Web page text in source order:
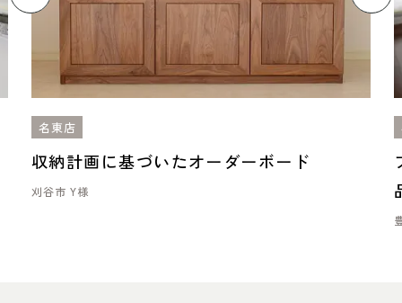
名東店
収納計画に基づいたオーダーボード
刈谷市 Y様